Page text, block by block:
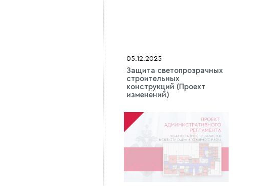
05.12.2025
Защита светопрозрачных
строительных
конструкций (Проект
изменений)